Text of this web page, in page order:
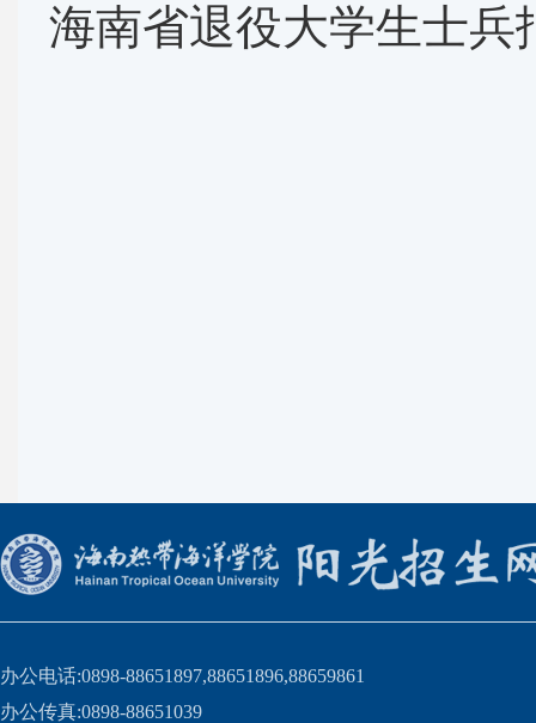
海南省退役大学生士兵
办公电话:0898-88651897,88651896,88659861
办公传真:0898-88651039